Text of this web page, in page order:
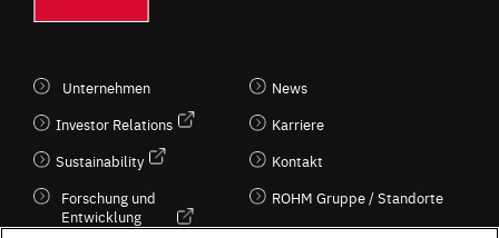
Unternehmen
Investor Relations
Sustainability
Forschung und
Entwicklung
News
Karriere
Kontakt
ROHM Gruppe / Standorte